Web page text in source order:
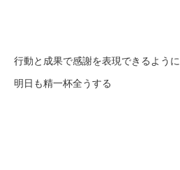
行動と成果で感謝を表現できるように
明日も精一杯全うする